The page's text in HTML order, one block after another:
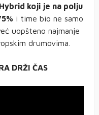
Hybrid koji je na polju
i time bio ne samo
uopšteno najmanje
drumovima.
DRŽI ČAS